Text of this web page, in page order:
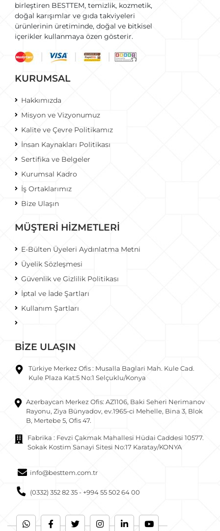
birleştiren BESTTEM, temizlik, kozmetik,
doğal karışımlar ve gıda takviyeleri
ürünlerinin üretiminde, doğal ve bitkisel
içerikler kullanmaya özen gösterir.
KURUMSAL
Hakkımızda
Misyon ve Vizyonumuz
Kalite ve Çevre Politikamız
İnsan Kaynakları Politikası
Sertifika ve Belgeler
Kurumsal Kadro
İş Ortaklarımız
Bize Ulaşın
MÜŞTERİ HİZMETLERİ
E-Bülten Üyeleri Aydınlatma Metni
Üyelik Sözleşmesi
Güvenlik ve Gizlilik Politikası
İptal ve İade Şartları
Kullanım Şartları
BİZE ULAŞIN
Türkiye Merkez Ofis : Musalla Baglari Mah. Kule Cad.
Kule Plaza Kat:5 No:1 Selçuklu/Konya
Azerbaycan Merkez Ofis: AZ1106, Baki Seheri Nerimanov
Rayonu, Ziya Bünyadov, ev.1965-ci Mehelle, Bina 3, Blok
B, Mertebe 5, Ofis 47.
Fabrika : Fevzi Çakmak Mahallesi Hüdai Caddesi 10577.
Sokak Kostim Sanayi Sitesi No:17 Karatay/KONYA
info@besttem.com.tr
(0332) 352 82 35 - +994 55 502 64 00